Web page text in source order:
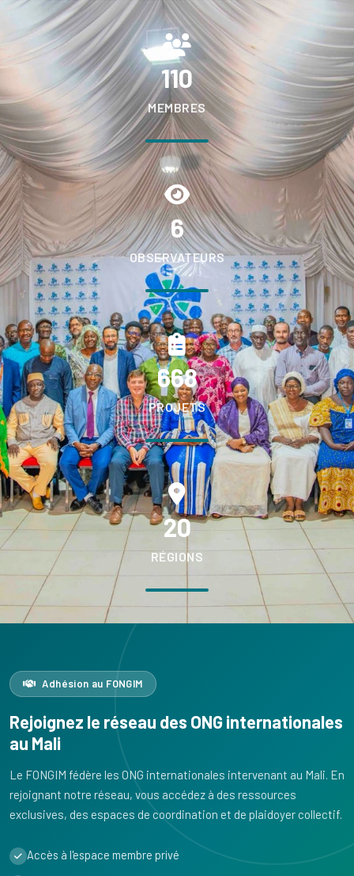
110
MEMBRES
6
OBSERVATEURS
668
PROJETS
20
RÉGIONS
Adhésion au FONGIM
Rejoignez le réseau des ONG internationales
au Mali
Le FONGIM fédère les ONG internationales intervenant au Mali. En
rejoignant notre réseau, vous accédez à des ressources
exclusives, des espaces de coordination et de plaidoyer collectif.
Accès à l'espace membre privé